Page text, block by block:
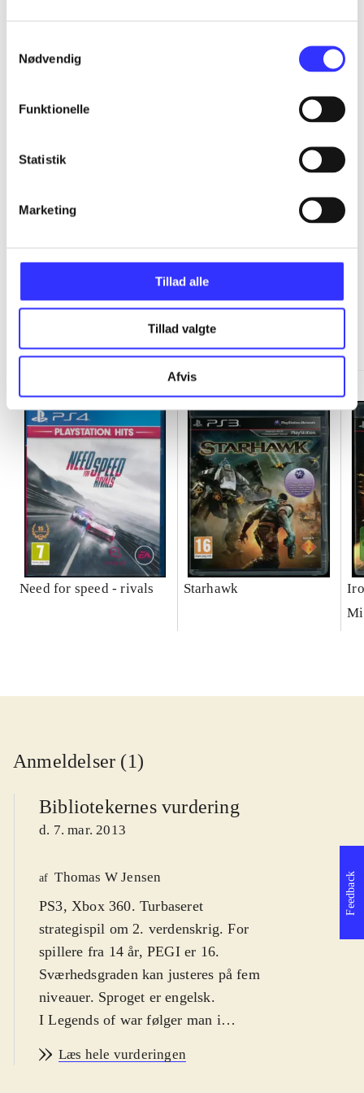
Nødvendig
Funktionelle
Statistik
Marketing
Tillad alle
Tillad valgte
Afvis
...
...
...
Need for speed - rivals Starhawk
Anmeldelser (1)
Bibliotekernes vurdering
d. 7. mar. 2013
af Thomas W Jensen
PS3, Xbox 360. Turbaseret
strategispil om 2. verdenskrig. For
spillere fra 14 år, PEGI er 16.
Sværhedsgraden kan justeres på fem
niveauer. Sproget er engelsk.
I Legends of war følger man i
mod tyskerne under 2. verdenskrig,
Læs hele vurderingen
Feedback